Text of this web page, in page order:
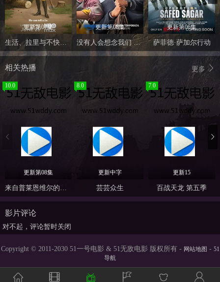
更新第07集
生活、拉里与不快乐的追求：一部美国史
更新第08集
没有人会想念我们 第二季
更新第06集
萨菲德·萨加尔行动
更多
相关热播
10.0
更新第08集
来自普莱恩维尔的女孩
8.0
更新中字
芸芸众生
7.0
更新15
百战天龙 第五季
影片评论
对不起，评论暂时关闭
Copyright © 2011-2030 51一号电影 & 51无敌电影 版权所有 - 网站地图 - 51
导航